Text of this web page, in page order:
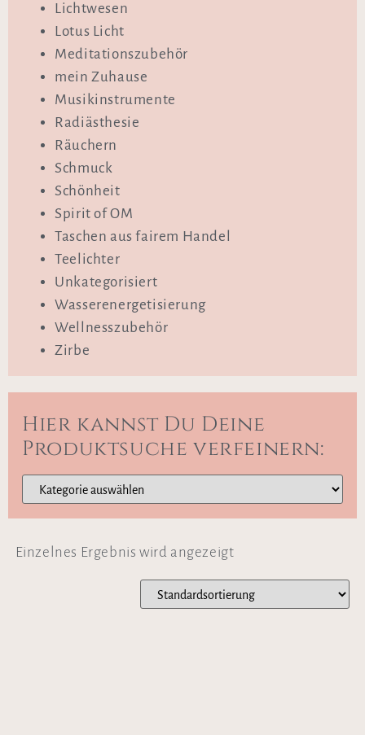
Lichtwesen
Lotus Licht
Meditationszubehör
mein Zuhause
Musikinstrumente
Radiästhesie
Räuchern
Schmuck
Schönheit
Spirit of OM
Taschen aus fairem Handel
Teelichter
Unkategorisiert
Wasserenergetisierung
Wellnesszubehör
Zirbe
Hier kannst Du Deine
Produktsuche verfeinern:
Einzelnes Ergebnis wird angezeigt